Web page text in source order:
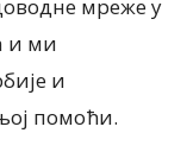
мреже у
и ми
и
помоћи.